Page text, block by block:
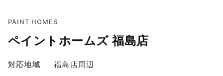
PAINT HOMES
ペイントホームズ 福島店
対応地域
福島店周辺